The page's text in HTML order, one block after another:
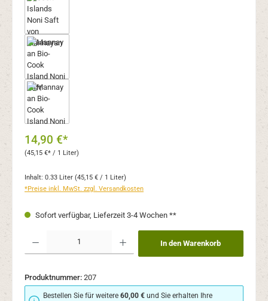
14,90 €*
(45,15 €* / 1 Liter)
Inhalt: 0.33 Liter (45,15 € / 1 Liter)
*Preise inkl. MwSt. zzgl. Versandkosten
Sofort verfügbar, Lieferzeit 3-4 Wochen **
Produkt Anzahl: Gib den gewünschten Wert ein oder benutze die Schaltflächen
In den Warenkorb
Produktnummer: 207
Bestellen Sie für weitere60,00 € und Sie erhalten Ihre